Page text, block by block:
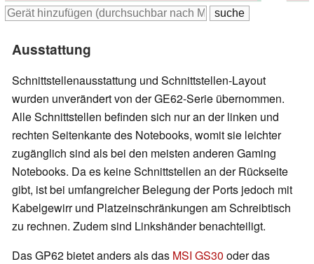
Ausstattung
Schnittstellenausstattung und Schnittstellen-Layout
wurden unverändert von der GE62-Serie übernommen.
Alle Schnittstellen befinden sich nur an der linken und
rechten Seitenkante des Notebooks, womit sie leichter
zugänglich sind als bei den meisten anderen Gaming
Notebooks. Da es keine Schnittstellen an der Rückseite
gibt, ist bei umfangreicher Belegung der Ports jedoch mit
Kabelgewirr und Platzeinschränkungen am Schreibtisch
zu rechnen. Zudem sind Linkshänder benachteiligt.
Das GP62 bietet anders als das MSI GS30 oder das